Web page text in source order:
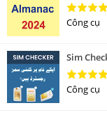
Công cụ
Sim
Công cụ